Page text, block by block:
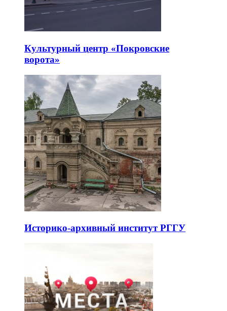
Культурный центр «Покровские
ворота»
Историко-архивный институт РГГУ